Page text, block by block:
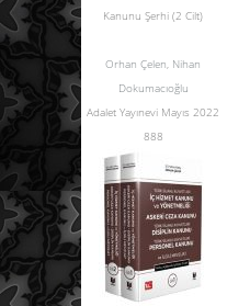
Kanunu Şerhi (2 Cilt)
Orhan Çelen, Nihan
Dokumacıoğlu
Adalet Yayınevi Mayıs 2022
888